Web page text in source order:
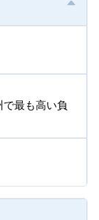
最も高い負